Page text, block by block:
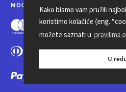
Kako bismo vam pružili
koristimo kolačiće (eng.
možete saznati u pravilima
U
MOGUĆNOSTI PLAĆANJA